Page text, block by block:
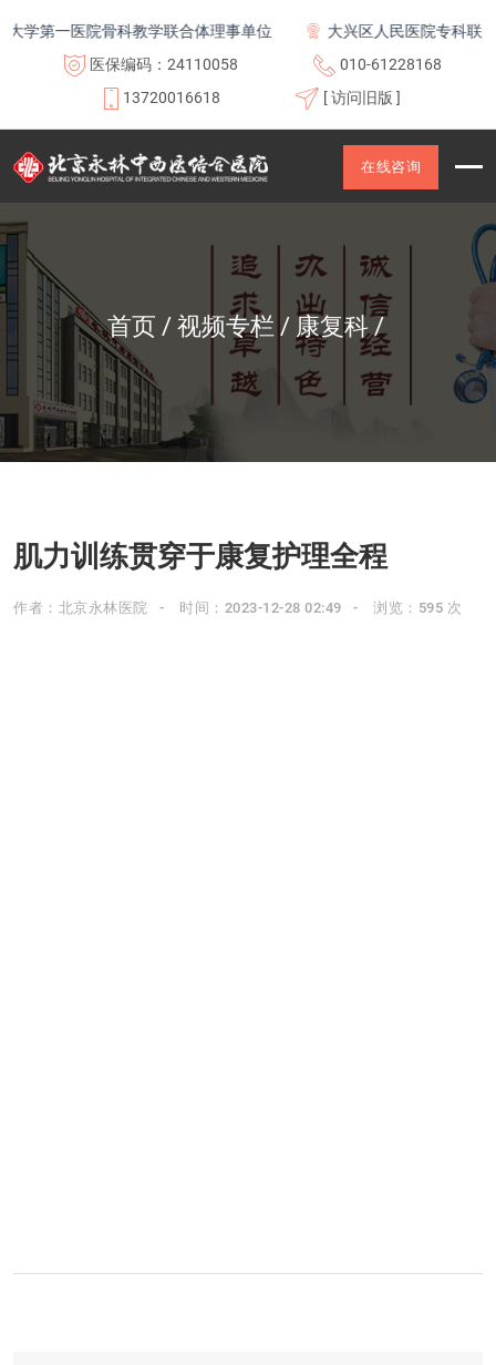
第一医院骨科教学联合体理事单位
大兴区人民医院专科联盟
医保编码：24110058
010-61228168
13720016618
[ 访问旧版 ]
在线咨询
首页 视频专栏 康复科
肌力训练贯穿于康复护理全程
作者：北京永林医院 时间：2023-12-28 02:49 浏览：595 次